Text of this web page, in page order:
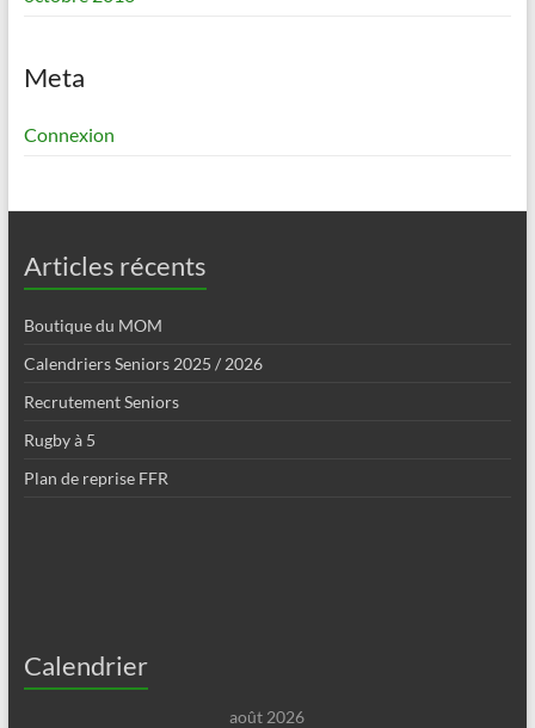
Meta
Connexion
Articles récents
Boutique du MOM
Calendriers Seniors 2025 / 2026
Recrutement Seniors
Rugby à 5
Plan de reprise FFR
Calendrier
août 2026